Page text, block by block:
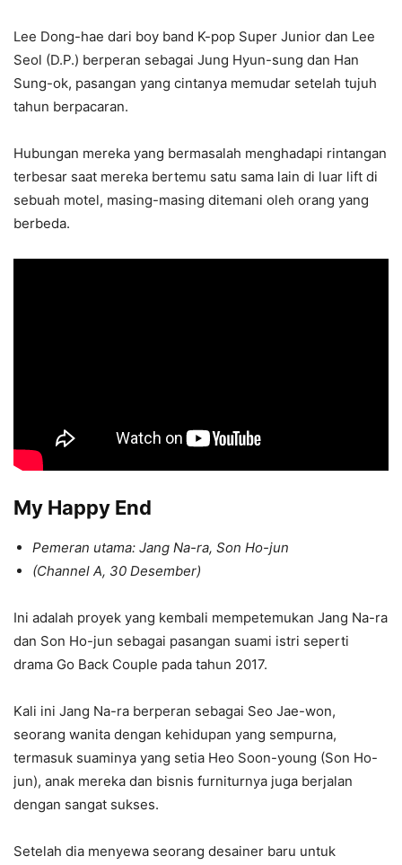
Lee Dong-hae dari boy band K-pop Super Junior dan Lee
Seol (D.P.) berperan sebagai Jung Hyun-sung dan Han
Sung-ok, pasangan yang cintanya memudar setelah tujuh
tahun berpacaran.
Hubungan mereka yang bermasalah menghadapi rintangan
terbesar saat mereka bertemu satu sama lain di luar lift di
sebuah motel, masing-masing ditemani oleh orang yang
berbeda.
My Happy End
Pemeran utama: Jang Na-ra, Son Ho-jun
(Channel A, 30 Desember)
Ini adalah proyek yang kembali mempetemukan Jang Na-ra
dan Son Ho-jun sebagai pasangan suami istri seperti
drama Go Back Couple pada tahun 2017.
Kali ini Jang Na-ra berperan sebagai Seo Jae-won,
seorang wanita dengan kehidupan yang sempurna,
termasuk suaminya yang setia Heo Soon-young (Son Ho-
jun), anak mereka dan bisnis furniturnya juga berjalan
dengan sangat sukses.
Setelah dia menyewa seorang desainer baru untuk